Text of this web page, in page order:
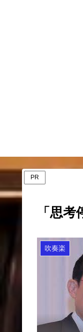
PR
「思
吹奏楽